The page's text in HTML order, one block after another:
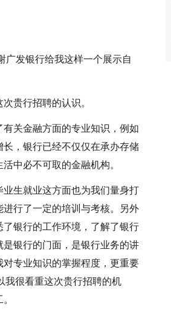
发银行给我这样一个展示自
贵行招聘的认识。
关金融方面的专业知识，例如
，银行已经不仅仅在承办存储
中必不可取的金融机构。
生就业这方面也为我们量身打
行了一定的培训与考核。另外
银行的工作环境，了解了银行
银行的门面，是银行业务的讲
专业知识的掌握程度，更重要
我很看重这次贵行招聘的机